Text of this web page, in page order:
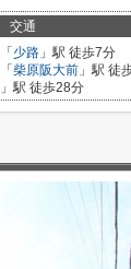
交通
「 少路 」駅 徒歩7分
「 柴原阪大前 」駅 徒
」駅 徒歩28分